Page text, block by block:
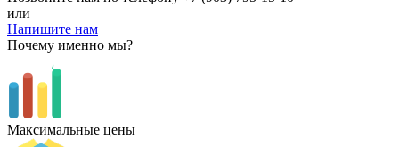
или
Напишите нам
Почему именно мы?
Максимальные цены